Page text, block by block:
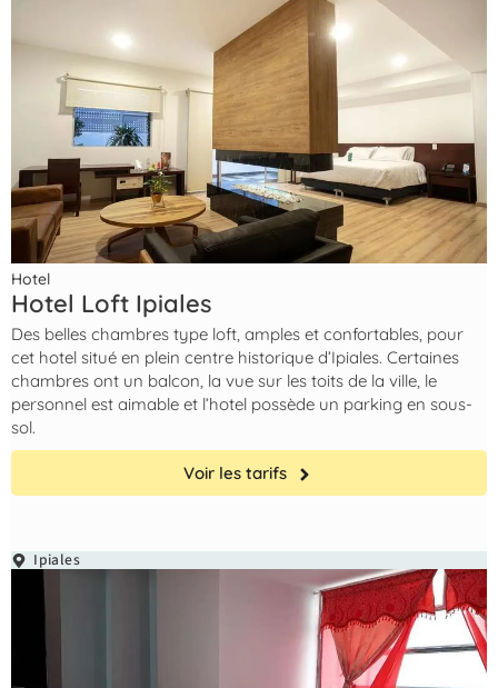
Hotel
Hotel Loft Ipiales
Des belles chambres type loft, amples et confortables, pour
cet hotel situé en plein centre historique d’Ipiales. Certaines
chambres ont un balcon, la vue sur les toits de la ville, le
personnel est aimable et l’hotel possède un parking en sous-
sol.
Voir les tarifs
Ipiales